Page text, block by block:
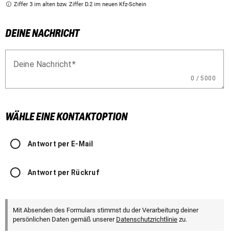
Ziffer 3 im alten bzw. Ziffer D.2 im neuen Kfz-Schein
DEINE NACHRICHT
0 / 5000
Deine Nachricht
WÄHLE EINE KONTAKTOPTION
Antwort per E-Mail
Antwort per Rückruf
Mit Absenden des Formulars stimmst du der Verarbeitung deiner
persönlichen Daten gemäß unserer Datenschutzrichtlinie zu.